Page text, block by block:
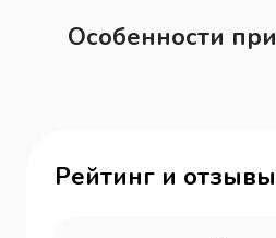
Особенности
Рейтинг и